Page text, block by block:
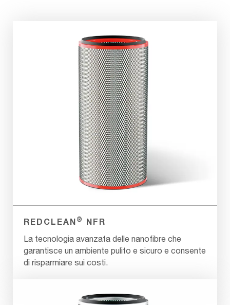
REDCLEAN ® NFR
La tecnologia avanzata delle nanofibre che
garantisce un ambiente pulito e sicuro e consente
di risparmiare sui costi.